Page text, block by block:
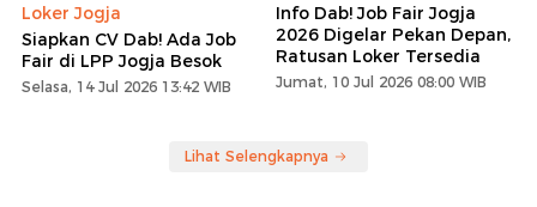
Loker Jogja
Siapkan CV Dab! Ada Job
Fair di LPP Jogja Besok
Selasa, 14 Jul 2026 13:42 WIB
Info Dab! Job Fair Jogja
2026 Digelar Pekan Depan,
Ratusan Loker Tersedia
Jumat, 10 Jul 2026 08:00 WIB
Lihat Selengkapnya